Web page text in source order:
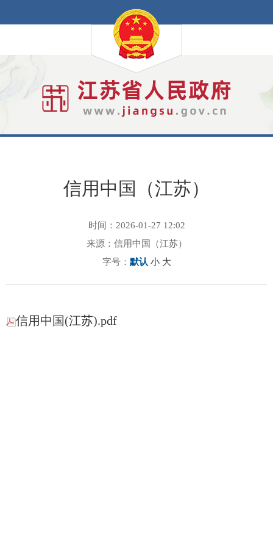
信用中国（江苏）
时间：2026-01-27 12:02
来源：信用中国（江苏）
字号： 默认 小 大
信用中国(江苏).pdf